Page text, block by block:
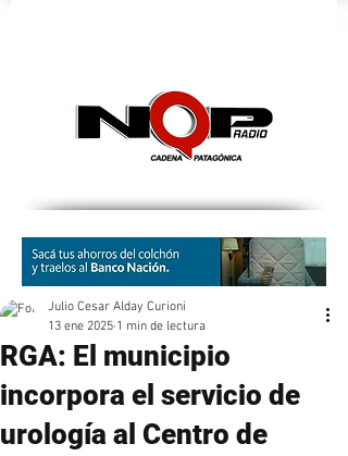
RGA: El municipio
incorpora el servicio de
urología al Centro de
Julio Cesar Alday Curioni
13 ene 2025 1 min de lectura